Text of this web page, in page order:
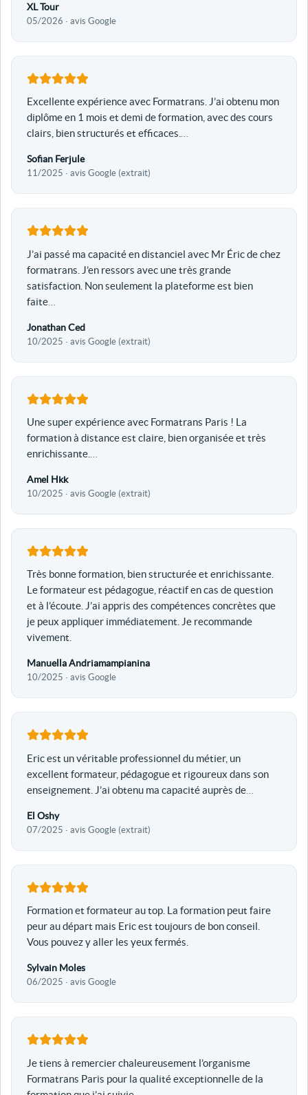
XL Tour
05/2026 · avis Google
Excellente expérience avec Formatrans. J’ai obtenu mon
diplôme en 1 mois et demi de formation, avec des cours
clairs, bien structurés et efficaces.
Sofian Ferjule
11/2025 · avis Google (extrait)
J’ai passé ma capacité en distanciel avec Mr Éric de chez
formatrans. J’en ressors avec une très grande
satisfaction. Non seulement la plateforme est bien
faite…
Jonathan Ced
10/2025 · avis Google (extrait)
Une super expérience avec Formatrans Paris ! La
formation à distance est claire, bien organisée et très
enrichissante.
Amel Hkk
10/2025 · avis Google (extrait)
Très bonne formation, bien structurée et enrichissante.
Le formateur est pédagogue, réactif en cas de question
et à l’écoute. J’ai appris des compétences concrètes que
je peux appliquer immédiatement. Je recommande
vivement.
Manuella Andriamampianina
10/2025 · avis Google
Eric est un véritable professionnel du métier, un
excellent formateur, pédagogue et rigoureux dans son
enseignement. J’ai obtenu ma capacité auprès de…
El Oshy
07/2025 · avis Google (extrait)
Formation et formateur au top. La formation peut faire
peur au départ mais Eric est toujours de bon conseil.
Vous pouvez y aller les yeux fermés.
Sylvain Moles
06/2025 · avis Google
Je tiens à remercier chaleureusement l’organisme
Formatrans Paris pour la qualité exceptionnelle de la